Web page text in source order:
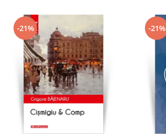
Universala
Non-fictiune
Calatorii
Memorii
Publicistica / Reportaje / Interviuri
Stiinte umaniste
Istorie
Sociologie si filozofie
-21% -21%